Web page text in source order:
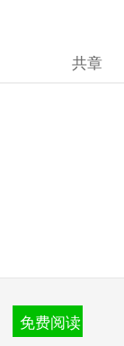
共章
免费阅读